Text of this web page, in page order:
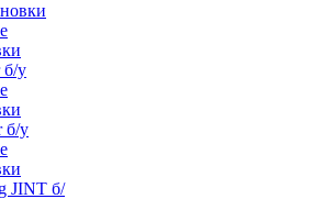
б/у
б/у
JINT б/